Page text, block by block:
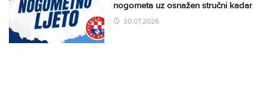
nogometa uz osnažen stručni kadar
30.07.2026